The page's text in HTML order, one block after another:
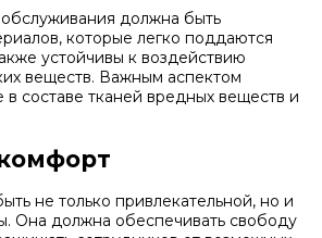
должна быть
которые легко поддаются
устойчивы к воздействию
веществ. Важным аспектом
в составе тканей вредных веществ и
не только привлекательной, но и
Она должна обеспечивать свободу